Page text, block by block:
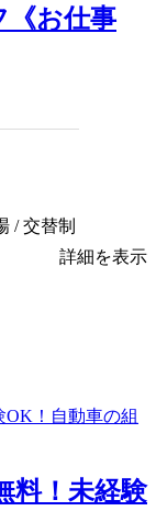
《お仕事
/ 交替制
詳細を表示
料！未経験